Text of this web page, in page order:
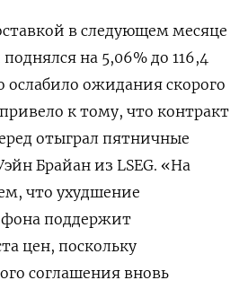
в следующем ‌месяце
на 5,06% ‌до 116,4
ослабило ожидания скорого
к ​тому, что контракт
отыграл ‌пятничные
Брайан из LSEG. «На
что ​ухудшение
фона поддержит
цен, поскольку
соглашения ‌вновь